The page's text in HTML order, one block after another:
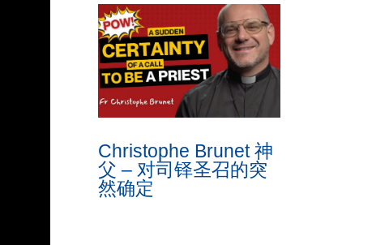
Christophe Brunet 神
父 – 对司铎圣召的突
然确定